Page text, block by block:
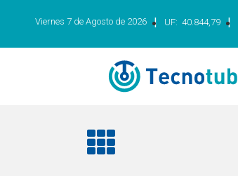
Viernes 7 de Agosto de 2026 | UF: 40.844,79 |